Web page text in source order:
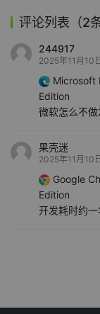
评论列表（2条
244917
2025年11月10
Microsoft
Edition
微软怎么不
果壳迷
2025年11月10
Google
Edition
开发耗时约